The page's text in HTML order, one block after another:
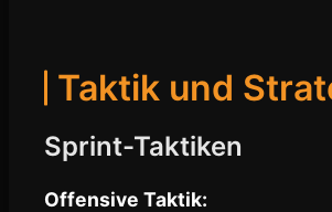
Taktik und
Sprint-Taktiken
Offensive Taktik: